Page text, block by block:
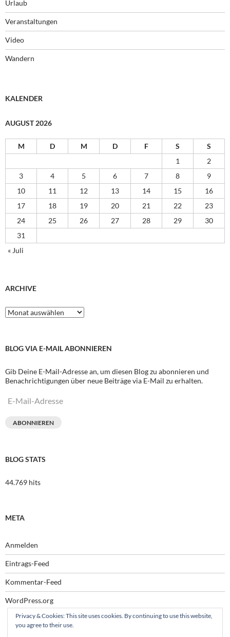
Urlaub
Veranstaltungen
Video
Wandern
KALENDER
AUGUST 2026
M D M D F S
S
1
2
3
4 5 6 7 8
9
10
11 12 13 14 15
16
17
18 19 20 21 22
23
24
25 26 27 28 29
30
31
« Juli
ARCHIVE
Archive
BLOG VIA E-MAIL ABONNIEREN
Gib Deine E-Mail-Adresse an, um diesen Blog zu abonnieren und
Benachrichtigungen über neue Beiträge via E-Mail zu erhalten.
E-
ABONNIEREN
BLOG STATS
44.769 hits
META
Anmelden
Eintrags-Feed
Kommentar-Feed
WordPress.org
Privacy & Cookies: This site uses cookies. By continuing to use this website,
you agree to their use.